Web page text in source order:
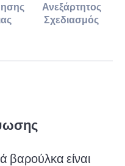
Ανεξάρτητος
Σχεδιασμός
βαρούλκα είναι